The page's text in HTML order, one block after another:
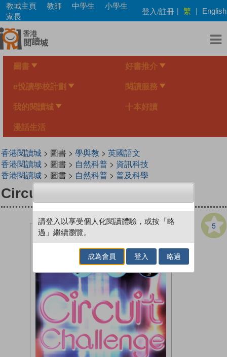
Skip
main
content
教城主頁 教師 中學生
小學生
家長
登入/註冊 | 繁 | English
圖書 好書推介
e悅讀學校計劃 閱讀服務
我的閱讀城 十本好讀
漫話生活
香港閱讀城> 圖書 > 學與教 > 英國語文
香港閱讀城> 圖書 > 自然科普> 資訊科技
香港閱讀城> 圖書 > 自然科普> 普及科學
Circuit Challenge
5
請登入以享受個人化閱讀體驗，或按「略
過」繼續瀏覽。
成為會員 登入 略過